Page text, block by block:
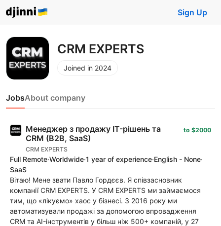
Sign Up
CRM EXPERTS
Joined in 2024
JobsAbout company
Менеджер з продажу IT-рішень та
CRM (B2B, SaaS)
CRM EXPERTS
to $2000
Full Remote·Worldwide·1 year of experience·English - None·
SaaS
Вітаю! Мене звати Павло Гордєєв. Я співзасновник
компанії CRM EXPERTS. У CRM EXPERTS ми займаємося
тим, що «лікуємо» хаос у бізнесі. З 2016 року ми
автоматизували продажі за допомогою впровадження
CRM та AI-інструментів у більш ніж 500+ компаній, у 27